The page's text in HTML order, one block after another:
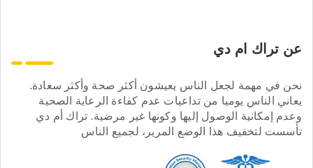
عن تراك ام دي
نحن في مهمة لجعل الناس يعيشون أكثر صحة وأكثر سعادة.
يعاني الناس يوميا من تداعيات عدم كفاءة الرعاية الصحية
وعدم إمكانية الوصول إليها وكونها غير مرضية. تراك أم دي
تأسست لتخفيف هذا الوضع المرير، لجميع الناس